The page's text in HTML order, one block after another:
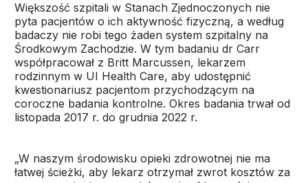
Większość szpitali w Stanach Zjednoczonych nie
pyta pacjentów o ich aktywność fizyczną, a według
badaczy nie robi tego żaden system szpitalny na
Środkowym Zachodzie. W tym badaniu dr Carr
współpracował z Britt Marcussen, lekarzem
rodzinnym w UI Health Care, aby udostępnić
kwestionariusz pacjentom przychodzącym na
coroczne badania kontrolne. Okres badania trwał od
listopada 2017 r. do grudnia 2022 r.
„W naszym środowisku opieki zdrowotnej nie ma
łatwej ścieżki, aby lekarz otrzymał zwrot kosztów za